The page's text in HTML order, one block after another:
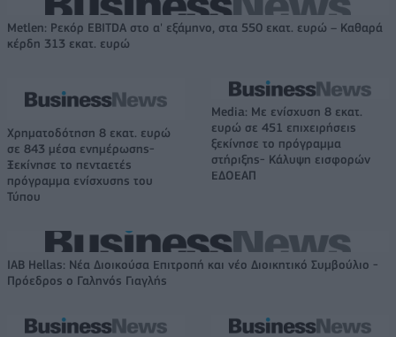
Metlen: Ρεκόρ EBITDA στο α' εξάμηνο, στα 550 εκατ. ευρώ – Καθαρά
κέρδη 313 εκατ. ευρώ
Χρηματοδότηση 8 εκατ. ευρώ
σε 843 μέσα ενημέρωσης-
Ξεκίνησε το πενταετές
πρόγραμμα ενίσχυσης του
Τύπου
Media: Με ενίσχυση 8 εκατ.
ευρώ σε 451 επιχειρήσεις
ξεκίνησε το πρόγραμμα
στήριξης- Κάλυψη εισφορών
ΕΔΟΕΑΠ
IAB Hellas: Νέα Διοικούσα Επιτροπή και νέο Διοικητικό Συμβούλιο -
Πρόεδρος ο Γαληνός Γιαγλής